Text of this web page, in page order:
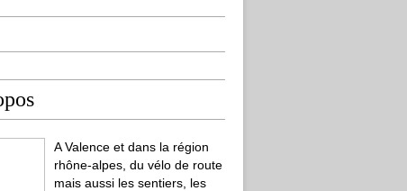
A Valence et dans la région
rhône-alpes, du vélo de route
mais aussi les sentiers, les